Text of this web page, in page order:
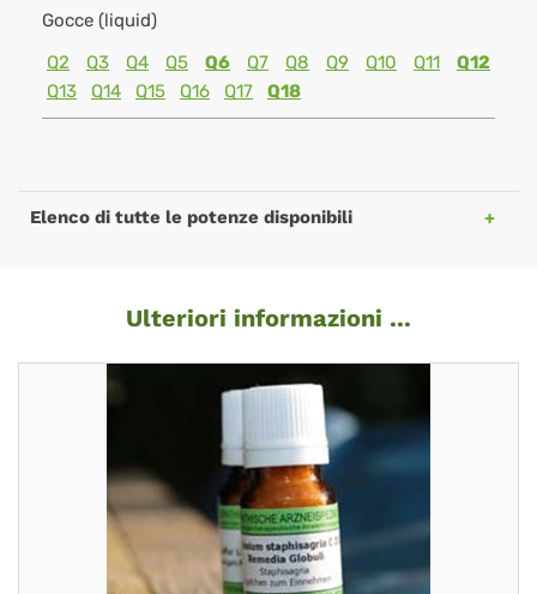
Gocce (liquid)
Q2
Q3 Q4 Q5 Q6 Q7 Q8 Q9 Q10 Q11
Q12
Q13
Q14 Q15 Q16 Q17 Q18
Elenco di tutte le potenze disponibili
Ulteriori informazioni ...